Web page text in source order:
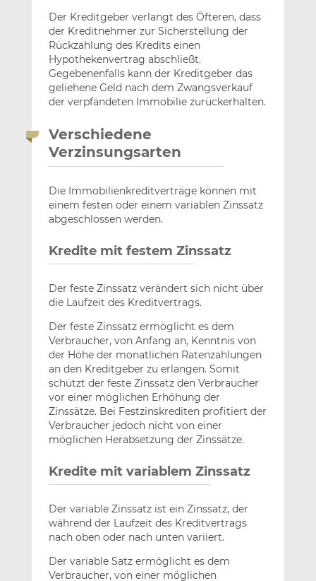
Der Kreditgeber verlangt des Öfteren, dass
der Kreditnehmer zur Sicherstellung der
Rückzahlung des Kredits einen
Hypothekenvertrag abschließt.
Gegebenenfalls kann der Kreditgeber das
geliehene Geld nach dem Zwangsverkauf
der verpfändeten Immobilie zurückerhalten.
Verschiedene
Verzinsungsarten
Die Immobilienkreditverträge können mit
einem festen oder einem variablen Zinssatz
abgeschlossen werden.
Kredite mit festem Zinssatz
Der feste Zinssatz verändert sich nicht über
die Laufzeit des Kreditvertrags.
Der feste Zinssatz ermöglicht es dem
Verbraucher, von Anfang an, Kenntnis von
der Höhe der monatlichen Ratenzahlungen
an den Kreditgeber zu erlangen. Somit
schützt der feste Zinssatz den Verbraucher
vor einer möglichen Erhöhung der
Zinssätze. Bei Festzinskrediten profitiert der
Verbraucher jedoch nicht von einer
möglichen Herabsetzung der Zinssätze.
Kredite mit variablem Zinssatz
Der variable Zinssatz ist ein Zinssatz, der
während der Laufzeit des Kreditvertrags
nach oben oder nach unten variiert.
Der variable Satz ermöglicht es dem
Verbraucher, von einer möglichen